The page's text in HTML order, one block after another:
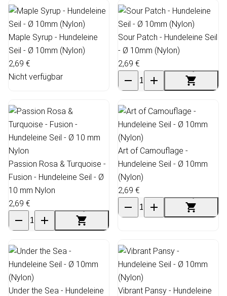
Maple Syrup - Hundeleine
Seil - Ø 10mm (Nylon)
2,69 €
Nicht verfügbar
Sour Patch - Hundeleine Seil
- Ø 10mm (Nylon)
2,69 €
Passion Rosa & Turquoise -
Fusion - Hundeleine Seil - Ø
10 mm Nylon
2,69 €
Art of Camouflage -
Hundeleine Seil - Ø 10mm
(Nylon)
2,69 €
Under the Sea - Hundeleine
Vibrant Pansy - Hundeleine